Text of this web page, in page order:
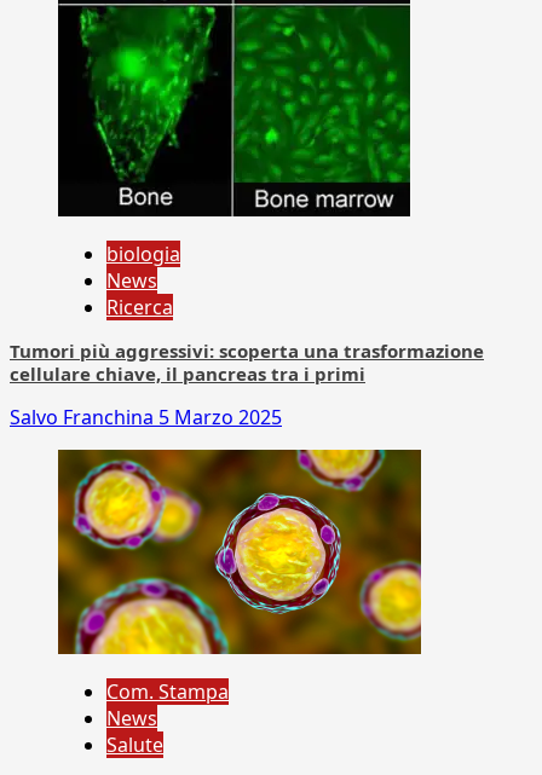
biologia
News
Ricerca
Tumori più aggressivi: scoperta una trasformazione
cellulare chiave, il pancreas tra i primi
Salvo Franchina 5 Marzo 2025
Com. Stampa
News
Salute